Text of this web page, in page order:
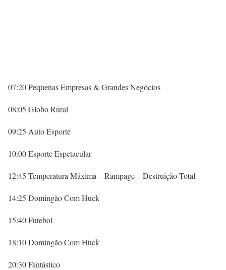
07:20 Pequenas Empresas & Grandes Negócios
08:05 Globo Rural
09:25 Auto Esporte
10:00 Esporte Espetacular
12:45 Temperatura Máxima – Rampage – Destruição Total
14:25 Domingão Com Huck
15:40 Futebol
18:10 Domingão Com Huck
20:30 Fantástico